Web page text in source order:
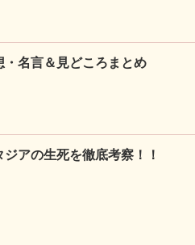
名言＆見どころまとめ
アの生死を徹底考察！！